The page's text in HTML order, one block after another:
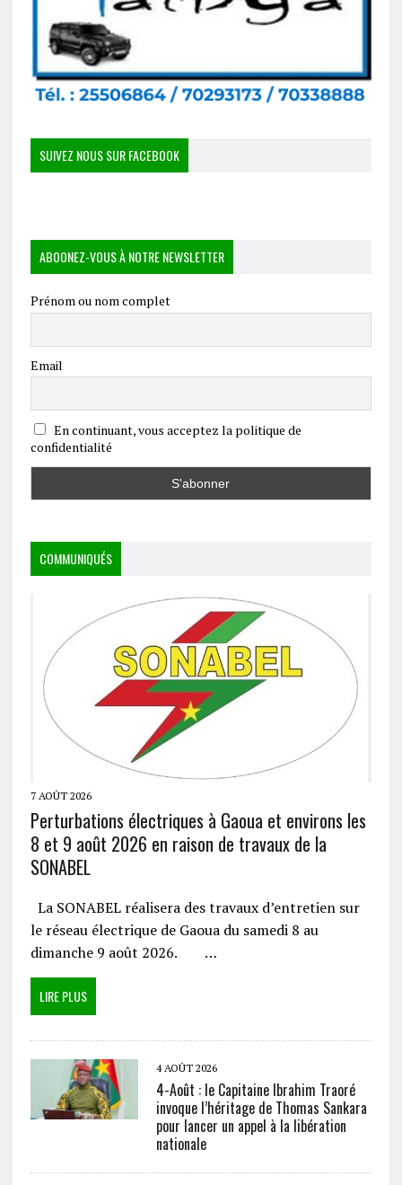
SUIVEZ NOUS SUR FACEBOOK
ABOONEZ-VOUS À NOTRE NEWSLETTER
Prénom ou nom complet
Email
En continuant, vous acceptez la politique de
confidentialité
COMMUNIQUÉS
7 AOÛT 2026
Perturbations électriques à Gaoua et environs les
8 et 9 août 2026 en raison de travaux de la
SONABEL
La SONABEL réalisera des travaux d’entretien sur
le réseau électrique de Gaoua du samedi 8 au
dimanche 9 août 2026. …
LIRE PLUS
4 AOÛT 2026
4-Août : le Capitaine Ibrahim Traoré
invoque l’héritage de Thomas Sankara
pour lancer un appel à la libération
nationale